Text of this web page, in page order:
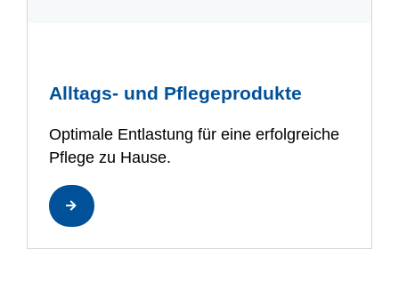
Alltags- und Pflegeprodukte
Optimale Entlastung für eine erfolgreiche
Pflege zu Hause.